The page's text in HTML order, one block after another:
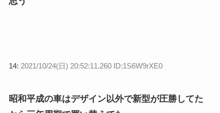
14: 2021/10/24(日) 20:52:11.260 ID:1S6W9rXE0
昭和平成の車はデザイン以外で新型が圧勝してた